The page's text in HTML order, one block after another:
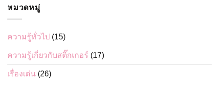
หมวดหมู่
ความรู้ทั่วไป (15)
ความรู้เกี่ยวกับสติ๊กเกอร์ (17)
เรื่องเด่น (26)